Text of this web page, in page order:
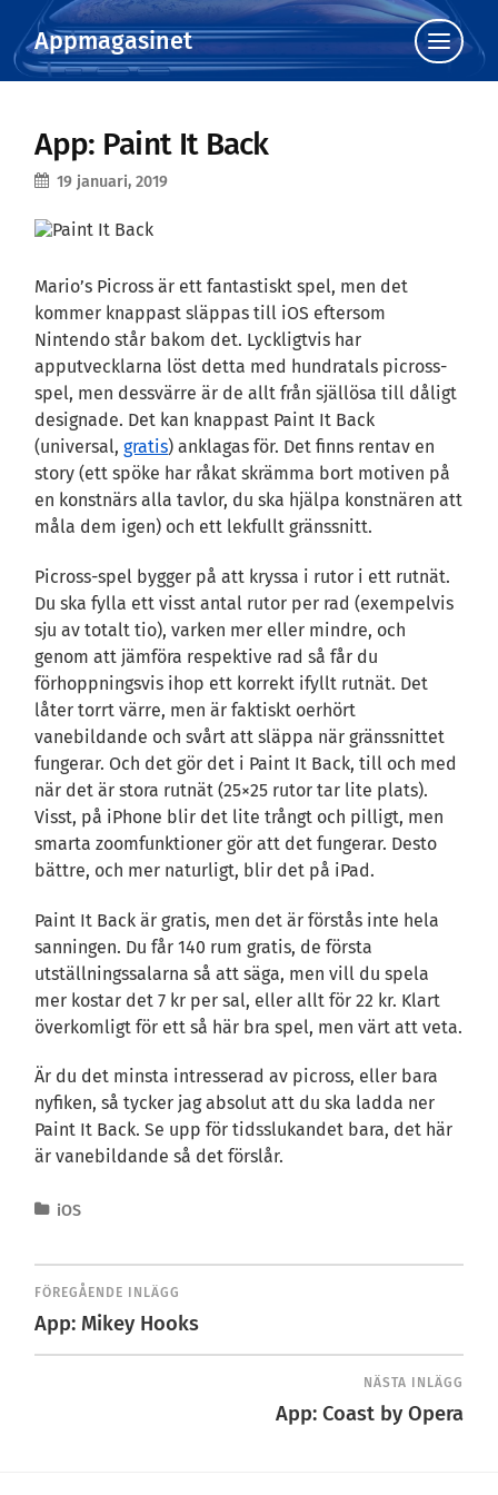
Appmagasinet
Klicka
för
att
App: Paint It Back
19 januari, 2019
Mario’s Picross är ett fantastiskt spel, men det
kommer knappast släppas till iOS eftersom
Nintendo står bakom det. Lyckligtvis har
apputvecklarna löst detta med hundratals picross-
spel, men dessvärre är de allt från själlösa till dåligt
designade. Det kan knappast Paint It Back
(universal,gratis) anklagas för. Det finns rentav en
story (ett spöke har råkat skrämma bort motiven på
en konstnärs alla tavlor, du ska hjälpa konstnären att
måla dem igen) och ett lekfullt gränssnitt.
Picross-spel bygger på att kryssa i rutor i ett rutnät.
Du ska fylla ett visst antal rutor per rad (exempelvis
sju av totalt tio), varken mer eller mindre, och
genom att jämföra respektive rad så får du
förhoppningsvis ihop ett korrekt ifyllt rutnät. Det
låter torrt värre, men är faktiskt oerhört
vanebildande och svårt att släppa när gränssnittet
fungerar. Och det gör det i Paint It Back, till och med
när det är stora rutnät (25×25 rutor tar lite plats).
Visst, på iPhone blir det lite trångt och pilligt, men
smarta zoomfunktioner gör att det fungerar. Desto
bättre, och mer naturligt, blir det på iPad.
Paint It Back är gratis, men det är förstås inte hela
sanningen. Du får 140 rum gratis, de första
utställningssalarna så att säga, men vill du spela
mer kostar det 7 kr per sal, eller allt för 22 kr. Klart
överkomligt för ett så här bra spel, men värt att veta.
Är du det minsta intresserad av picross, eller bara
nyfiken, så tycker jag absolut att du ska ladda ner
Paint It Back. Se upp för tidsslukandet bara, det här
är vanebildande så det förslår.
iOS
FÖREGÅENDE INLÄGG
App: Mikey Hooks
NÄSTA INLÄGG
App: Coast by Opera